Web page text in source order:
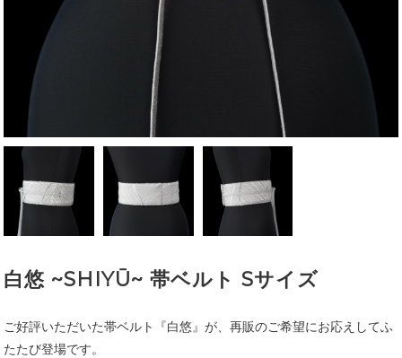
白悠 ~SHIYŪ~ 帯ベルト Sサイズ
ご好評いただいた帯ベルト『白悠』が、再販のご希望にお応えしてふ
たたび登場です。